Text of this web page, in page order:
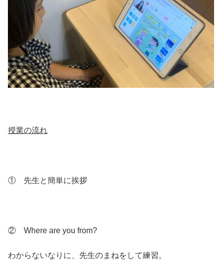
授業の流れ
① 先生と簡単に挨拶
② Where are you from?
わからないなりに、先生のまねをして練習。